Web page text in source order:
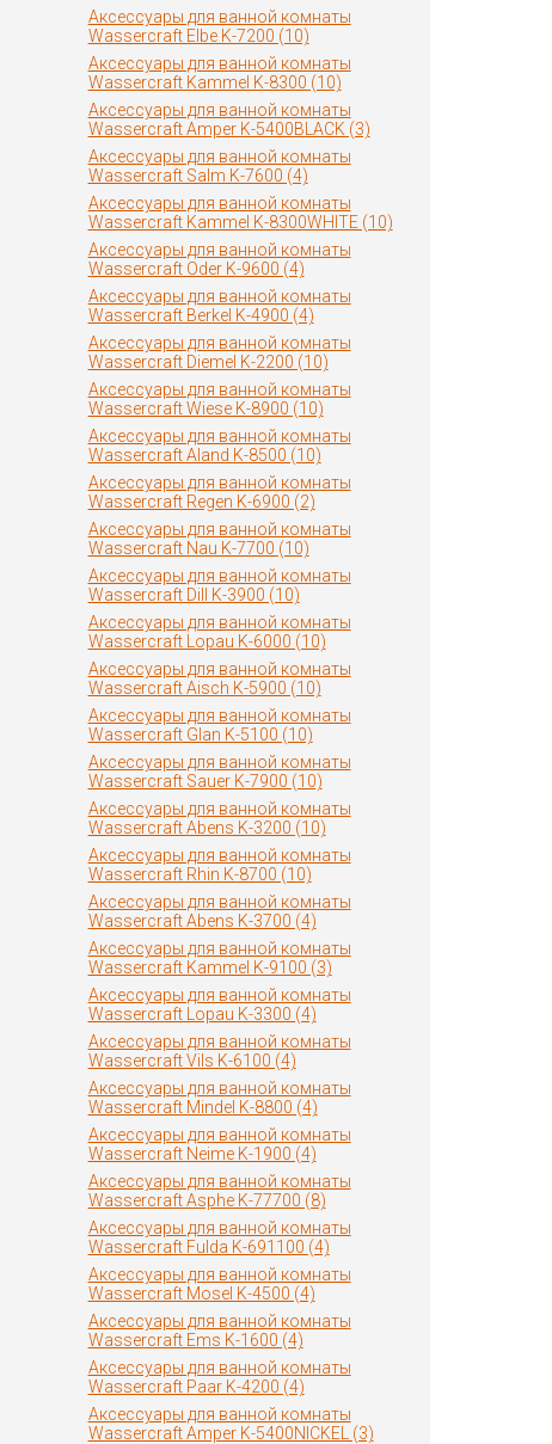
Аксессуары для ванной комнаты
Wassercraft Elbe K-7200 (10)
Аксессуары для ванной комнаты
Wassercraft Kammel K-8300 (10)
Аксессуары для ванной комнаты
Wassercraft Amper K-5400BLACK (3)
Аксессуары для ванной комнаты
Wassercraft Salm K-7600 (4)
Аксессуары для ванной комнаты
Wassercraft Kammel K-8300WHITE (10)
Аксессуары для ванной комнаты
Wassercraft Oder K-9600 (4)
Аксессуары для ванной комнаты
Wassercraft Berkel K-4900 (4)
Аксессуары для ванной комнаты
Wassercraft Diemel K-2200 (10)
Аксессуары для ванной комнаты
Wassercraft Wiese K-8900 (10)
Аксессуары для ванной комнаты
Wassercraft Aland K-8500 (10)
Аксессуары для ванной комнаты
Wassercraft Regen K-6900 (2)
Аксессуары для ванной комнаты
Wassercraft Nau K-7700 (10)
Аксессуары для ванной комнаты
Wassercraft Dill K-3900 (10)
Аксессуары для ванной комнаты
Wassercraft Lopau K-6000 (10)
Аксессуары для ванной комнаты
Wassercraft Aisch K-5900 (10)
Аксессуары для ванной комнаты
Wassercraft Glan K-5100 (10)
Аксессуары для ванной комнаты
Wassercraft Sauer K-7900 (10)
Аксессуары для ванной комнаты
Wassercraft Abens K-3200 (10)
Аксессуары для ванной комнаты
Wassercraft Rhin K-8700 (10)
Аксессуары для ванной комнаты
Wassercraft Abens K-3700 (4)
Аксессуары для ванной комнаты
Wassercraft Kammel K-9100 (3)
Аксессуары для ванной комнаты
Wassercraft Lopau K-3300 (4)
Аксессуары для ванной комнаты
Wassercraft Vils K-6100 (4)
Аксессуары для ванной комнаты
Wassercraft Mindel K-8800 (4)
Аксессуары для ванной комнаты
Wassercraft Neime K-1900 (4)
Аксессуары для ванной комнаты
Wassercraft Asphe K-77700 (8)
Аксессуары для ванной комнаты
Wassercraft Fulda K-691100 (4)
Аксессуары для ванной комнаты
Wassercraft Mosel K-4500 (4)
Аксессуары для ванной комнаты
Wassercraft Ems K-1600 (4)
Аксессуары для ванной комнаты
Wassercraft Paar K-4200 (4)
Аксессуары для ванной комнаты
Wassercraft Amper K-5400NICKEL (3)